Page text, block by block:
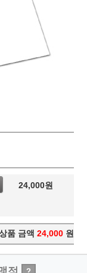
24,000원
품 금액 24,000 원